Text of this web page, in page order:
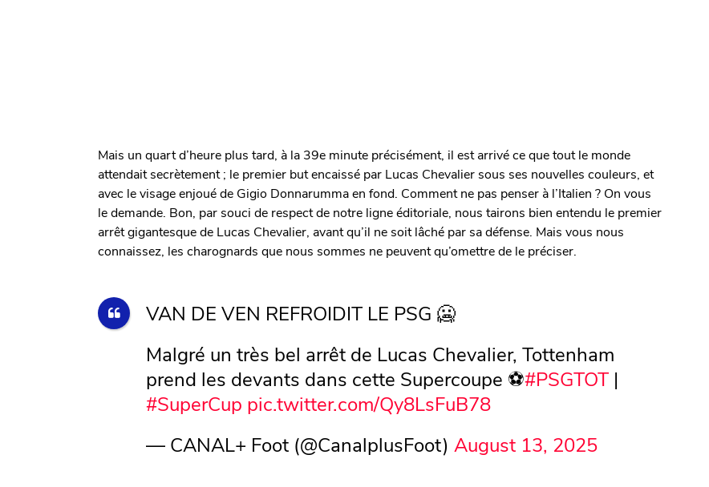
Mais un quart d’heure plus tard, à la 39e minute précisément, il est arrivé ce que tout le monde
attendait secrètement ; le premier but encaissé par Lucas Chevalier sous ses nouvelles couleurs, et
avec le visage enjoué de Gigio Donnarumma en fond. Comment ne pas penser à l’Italien ? On vous
le demande. Bon, par souci de respect de notre ligne éditoriale, nous tairons bien entendu le premier
arrêt gigantesque de Lucas Chevalier, avant qu’il ne soit lâché par sa défense. Mais vous nous
connaissez, les charognards que nous sommes ne peuvent qu’omettre de le préciser.
VAN DE VEN REFROIDIT LE PSG 🥶
Malgré un très bel arrêt de Lucas Chevalier, Tottenham
prend les devants dans cette Supercoupe ⚽️#PSGTOT |
#SuperCup pic.twitter.com/Qy8LsFuB78
— CANAL+ Foot (@CanalplusFoot) August 13, 2025